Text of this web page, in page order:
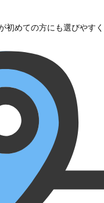
初めての方にも選びやす